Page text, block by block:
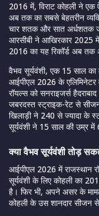
2016 में, विराट कोहली ने एक
अब तक का सबसे बेहतरीन
चार शतक और सात अर्धशतक
आरसीबी ने आखिरकार 2025 में
2016 का यह रिकॉर्ड अब तक
वैभव सूर्यवंशी, एक 15 साल का
आईपीएल 2026 के एलिमिनेटर
रॉयल्स को सनराइजर्स
जबरदस्त स्ट्राइक-रेट से
खिलाड़ी ने 240 से ज्यादा के
सूर्यवंशी ने 15 साल की उम्र में
क्या वैभव सूर्यवंशी तोड़
आईपीएल 2026 में राजस्थान
सूर्यवंशी के लिए कोहली का
है। फिर भी, अपने असर के
कोहली के उस शानदार सीजन